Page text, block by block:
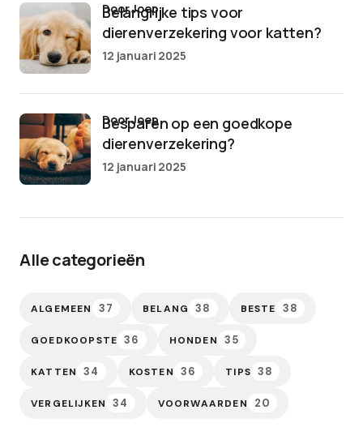
Belangrijke tips voor
dierenverzekering voor katten?
door Joep
12 januari 2025
Besparen op een goedkope
dierenverzekering?
door Joep
12 januari 2025
Alle categorieën
ALGEMEEN 37 BELANG 38 BESTE 38
GOEDKOOPSTE 36 HONDEN 35
KATTEN 34 KOSTEN 36 TIPS 38
VERGELIJKEN 34 VOORWAARDEN 20